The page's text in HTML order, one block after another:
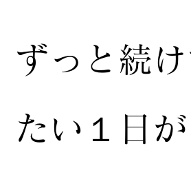
ずっと続
たい１日